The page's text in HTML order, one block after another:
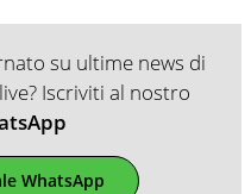
su ultime news di
Iscriviti al nostro
WhatsApp